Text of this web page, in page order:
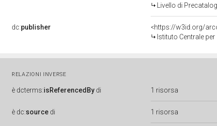
Livello di
dc:publisher
<https://w3id.org/
Istituto Centrale
RELAZIONI INVERSE
è dcterms:isReferencedBy di 1 risorsa
è dc:source di 1 risorsa